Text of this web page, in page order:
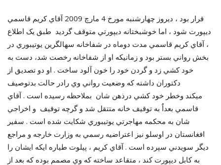
قرار بود ، ديروز چهارشنبه مورخ 4 مارچ 2009 آقاي کريم قاسمي
ديپورت شود ، اما خوشبختانه ديپورتي متوقف گرديد طبق يک اطلاع
، آقاي کريم قاسمي مدت دوماه در شفاخانه سهالگرين يوتيبوري در
بخش رواني بستر بود و زمانيکه او از شفاخانه رخصت شد، دست به
خود کشي زد و گردن خود را خون آلود ساخت . او دو تصديق از
دکتوران داشته که وضعيت رواني وي رادر حالت بدتوصيف
ميکند وخطر خود کشي درذهن شان بملاحظه رسيده است . آقاي
قاسمي بعداٌ به توقيف خانه متتقل شد و گرچه توقيف و اخراجي
شان به محکمه مهاجرتي يوتيبوري شکايت شده است . سفير
افغانستان در اوسلو نيز اعتراضيه رسمي به وزارت خارجه و مراجع
ديگر سويدني سپرده است . آقاي کريم ، پيلوت طياره ايکه ايشان را
به کابل ديپورت کند ، متقاعد ساخته که وي مصمم بوده که بعد از